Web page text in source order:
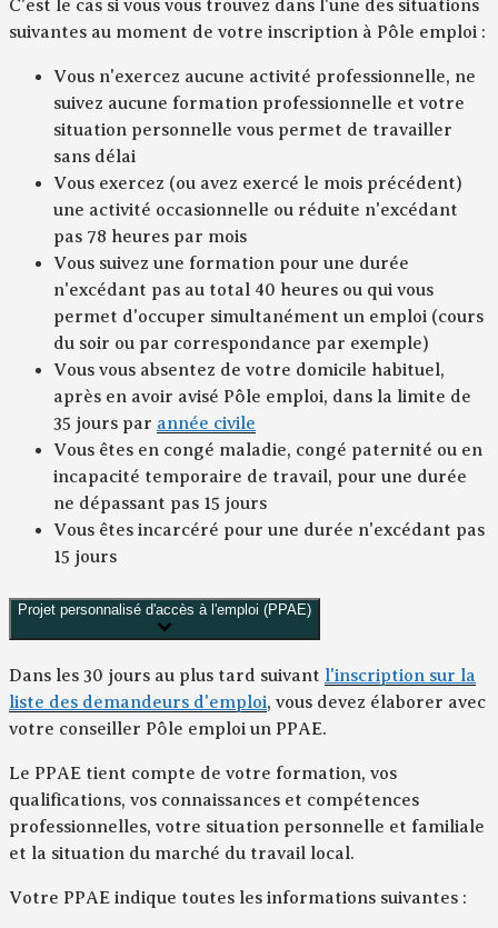
C'est le cas si vous vous trouvez dans l'une des situations
suivantes au moment de votre inscription à Pôle emploi :
Vous n'exercez aucune activité professionnelle, ne
suivez aucune formation professionnelle et votre
situation personnelle vous permet de travailler
sans délai
Vous exercez (ou avez exercé le mois précédent)
une activité occasionnelle ou réduite n'excédant
pas 78 heures par mois
Vous suivez une formation pour une durée
n'excédant pas au total 40 heures ou qui vous
permet d'occuper simultanément un emploi (cours
du soir ou par correspondance par exemple)
Vous vous absentez de votre domicile habituel,
après en avoir avisé Pôle emploi, dans la limite de
35 jours par année civile
Vous êtes en congé maladie, congé paternité ou en
incapacité temporaire de travail, pour une durée
ne dépassant pas 15 jours
Vous êtes incarcéré pour une durée n'excédant pas
15 jours
Projet personnalisé d'accès à l'emploi (PPAE)
Dans les 30 jours au plus tard suivant l'inscription sur la
liste des demandeurs d'emploi, vous devez élaborer avec
votre conseiller Pôle emploi un PPAE.
Le PPAE tient compte de votre formation, vos
qualifications, vos connaissances et compétences
professionnelles, votre situation personnelle et familiale
et la situation du marché du travail local.
Votre PPAE indique toutes les informations suivantes :